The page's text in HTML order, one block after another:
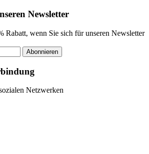
Newsletter
Rabatt, wenn Sie sich für unseren Newsletter
Abonnieren
Netzwerken